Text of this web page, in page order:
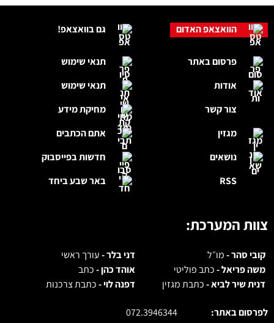
גם בוואצאפ!
תנאי שימוש
תנאי שימוש
מחיקת מידע
אתם הכתבים
חדשות בפייסבוק
באר שבע ביחד
הוואצאפ האדום
פרסום באתר
אודות
צור קשר
מגזין
נושאים
RSS
צוות המערכת:
קובי סהר -מו״ל דני בלר -עורך ראשי
משה פריאל -כתב פוליטי אוהד כהן -כתב
דנית שיר לביא -כתבת מגזין דפנה לוי -כתבת צרכנות
לפרסום באתר:
072.3946344